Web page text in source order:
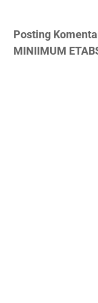
Posting
MINIIMUM